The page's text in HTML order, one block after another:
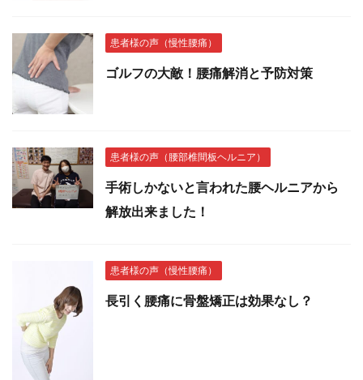
患者様の声（慢性腰痛）
ゴルフの大敵！腰痛解消と予防対策
患者様の声（腰部椎間板ヘルニア）
手術しかないと言われた腰ヘルニアから
解放出来ました！
患者様の声（慢性腰痛）
長引く腰痛に骨盤矯正は効果なし？